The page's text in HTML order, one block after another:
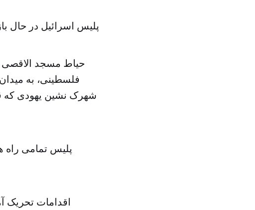
پلیس اسرائیل در
حیاط مسجد الاقصی
فلسطینی، به
شهرک نشین یهودی که
اقدامات تحریک